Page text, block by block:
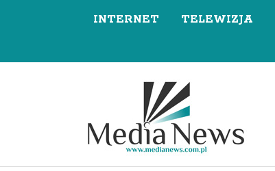
INTERNET TELEWIZJA